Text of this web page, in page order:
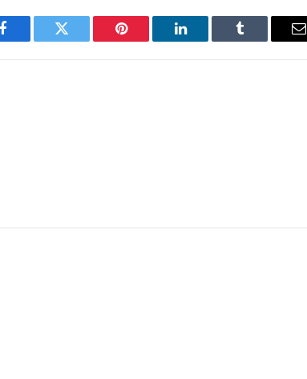
Facebook Twitter Pinterest LinkedIn Tumblr